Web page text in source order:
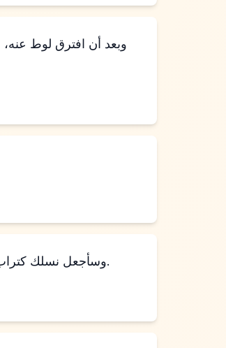
وبعد أن افترق لوط عنه،
“وسأجعل نسلك كتراب الأرض، حتى إذا استطاع أحد أن يعد تراب الأرض، فإن نسلك أيضًا يمكن أن يُعد.